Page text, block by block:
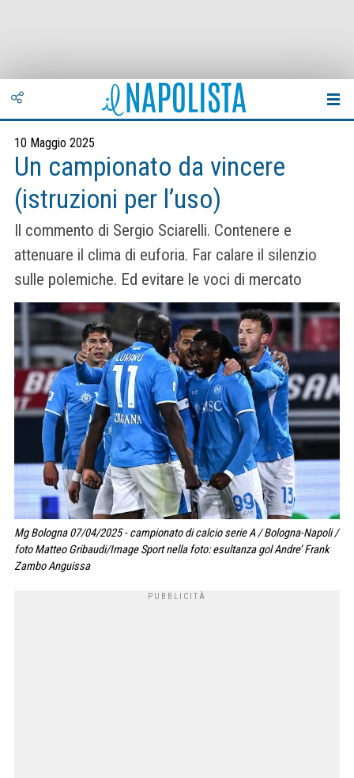
10 Maggio 2025
Un campionato da vincere
(istruzioni per l’uso)
Il commento di Sergio Sciarelli. Contenere e
attenuare il clima di euforia. Far calare il silenzio
sulle polemiche. Ed evitare le voci di mercato
Mg Bologna 07/04/2025 - campionato di calcio serie A / Bologna-Napoli /
foto Matteo Gribaudi/Image Sport nella foto: esultanza gol Andre’ Frank
Zambo Anguissa